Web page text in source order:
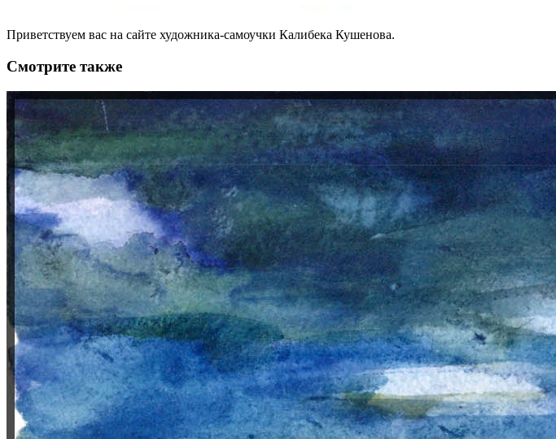
Приветствуем вас на сайте художника-самоучки Калибека Кушенова.
Смотрите также